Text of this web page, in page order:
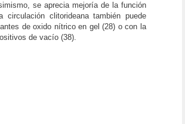
se aprecia mejoría de la función
circulación clitorideana también puede
de oxido nítrico en gel (28) o con la
de vacío (38).